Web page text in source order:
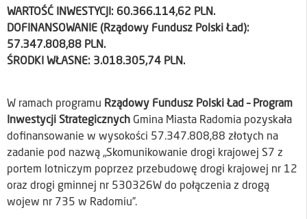
WARTOŚĆ INWESTYCJI: 60.366.114,62 PLN.
DOFINANSOWANIE (Rządowy Fundusz Polski Ład):
57.347.808,88 PLN.
ŚRODKI WŁASNE: 3.018.305,74 PLN.
W ramach programu Rządowy Fundusz Polski Ład – Program
Inwestycji Strategicznych Gmina Miasta Radomia pozyskała
dofinansowanie w wysokości 57.347.808,88 złotych na
zadanie pod nazwą „Skomunikowanie drogi krajowej S7 z
portem lotniczym poprzez przebudowę drogi krajowej nr 12
oraz drogi gminnej nr 530326W do połączenia z drogą
wojew nr 735 w Radomiu”.